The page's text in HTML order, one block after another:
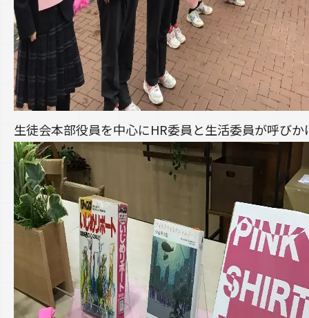
生徒会本部役員を中心にHR委員と生活委員が呼び